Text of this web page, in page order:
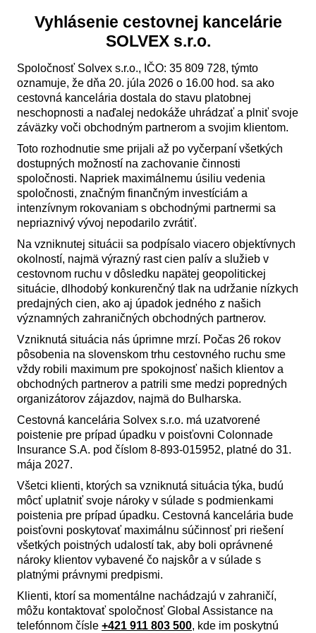
Vyhlásenie cestovnej kancelárie
SOLVEX s.r.o.
Spoločnosť Solvex s.r.o., IČO: 35 809 728, týmto
oznamuje, že dňa 20. júla 2026 o 16.00 hod. sa ako
cestovná kancelária dostala do stavu platobnej
neschopnosti a naďalej nedokáže uhrádzať a plniť svoje
záväzky voči obchodným partnerom a svojim klientom.
Toto rozhodnutie sme prijali až po vyčerpaní všetkých
dostupných možností na zachovanie činnosti
spoločnosti. Napriek maximálnemu úsiliu vedenia
spoločnosti, značným finančným investíciám a
intenzívnym rokovaniam s obchodnými partnermi sa
nepriaznivý vývoj nepodarilo zvrátiť.
Na vzniknutej situácii sa podpísalo viacero objektívnych
okolností, najmä výrazný rast cien palív a služieb v
cestovnom ruchu v dôsledku napätej geopolitickej
situácie, dlhodobý konkurenčný tlak na udržanie nízkych
predajných cien, ako aj úpadok jedného z našich
významných zahraničných obchodných partnerov.
Vzniknutá situácia nás úprimne mrzí. Počas 26 rokov
pôsobenia na slovenskom trhu cestovného ruchu sme
vždy robili maximum pre spokojnosť našich klientov a
obchodných partnerov a patrili sme medzi popredných
organizátorov zájazdov, najmä do Bulharska.
Cestovná kancelária Solvex s.r.o. má uzatvorené
poistenie pre prípad úpadku v poisťovni Colonnade
Insurance S.A. pod číslom 8-893-015952, platné do 31.
mája 2027.
Všetci klienti, ktorých sa vzniknutá situácia týka, budú
môcť uplatniť svoje nároky v súlade s podmienkami
poistenia pre prípad úpadku. Cestovná kancelária bude
poisťovni poskytovať maximálnu súčinnosť pri riešení
všetkých poistných udalostí tak, aby boli oprávnené
nároky klientov vybavené čo najskôr a v súlade s
platnými právnymi predpismi.
Klienti, ktorí sa momentálne nachádzajú v zahraničí,
môžu kontaktovať spoločnosť Global Assistance na
telefónnom čísle +421 911 803 500, kde im poskytnú